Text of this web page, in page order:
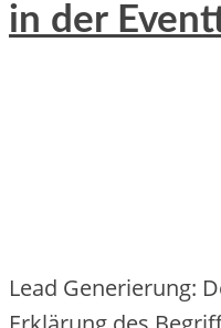
in der
Lead Generierung: